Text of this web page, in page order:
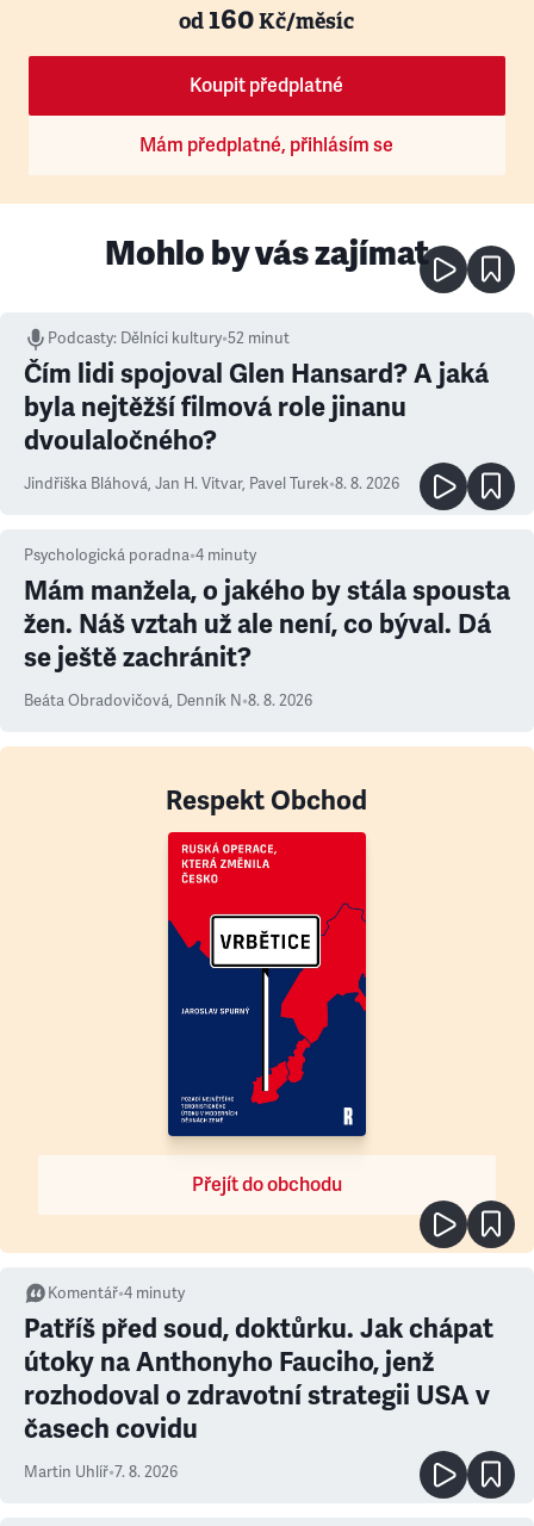
od160Kč/měsíc
Koupit předplatné
Mám předplatné, přihlásím se
Mohlo by vás zajímat
Podcasty: Dělníci kultury•52 minut
Čím lidi spojoval Glen Hansard? A jaká
byla nejtěžší filmová role jinanu
dvoulaločného?
Jindřiška Bláhová, Jan H. Vitvar, Pavel Turek•8. 8. 2026
Psychologická poradna•4 minuty
Mám manžela, o jakého by stála spousta
žen. Náš vztah už ale není, co býval. Dá
se ještě zachránit?
Beáta Obradovičová, Denník N•8. 8. 2026
Respekt Obchod
Přejít do obchodu
Komentář•4 minuty
Patříš před soud, doktůrku. Jak chápat
útoky na Anthonyho Fauciho, jenž
rozhodoval o zdravotní strategii USA v
časech covidu
Martin Uhlíř•7. 8. 2026